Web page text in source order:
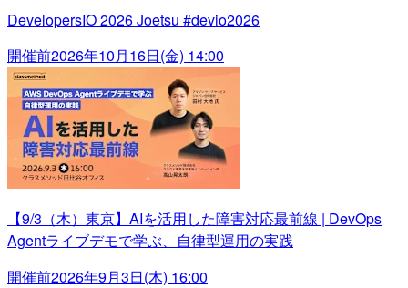
DevelopersIO 2026 Joetsu #devio2026
開催前2026年10月16日(金) 14:00
【9/3（木）東京】AIを活用した障害対応最前線 | DevOps
Agentライブデモで学ぶ、自律型運用の実践
開催前2026年9月3日(木) 16:00